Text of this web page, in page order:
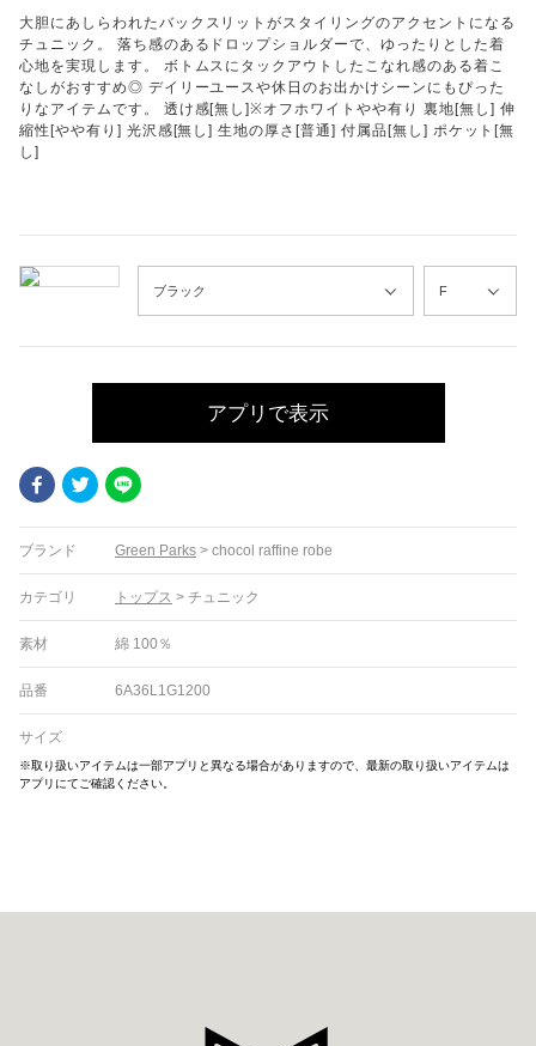
大胆にあしらわれたバックスリットがスタイリングのアクセントになる
チュニック。 落ち感のあるドロップショルダーで、ゆったりとした着
心地を実現します。 ボトムスにタックアウトしたこなれ感のある着こ
なしがおすすめ◎ デイリーユースや休日のお出かけシーンにもぴった
りなアイテムです。 透け感[無し]※オフホワイトやや有り 裏地[無し] 伸
縮性[やや有り] 光沢感[無し] 生地の厚さ[普通] 付属品[無し] ポケット[無
し]
アプリで表示
FacebookTwitter
ブランド Green Parks > chocol raffine robe
カテゴリ トップス > チュニック
素材 綿 100％
品番 6A36L1G1200
サイズ
※取り扱いアイテムは一部アプリと異なる場合がありますので、最新の取り扱いアイテムは
アプリにてご確認ください。